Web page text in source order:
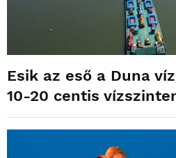
Esik az eső a Duna
10-20 centis